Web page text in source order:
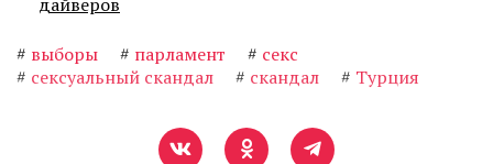
# выборы # парламент # секс
# сексуальный скандал # скандал # Турция